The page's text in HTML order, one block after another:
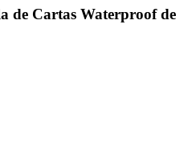
de Cartas Waterproof de